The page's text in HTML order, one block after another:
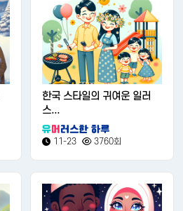
한국 스타일의 귀여운 일러
스...
11-23 3760회